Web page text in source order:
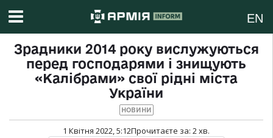
EN
Зрадники 2014 року вислужуються
перед господарями і знищують
«Калібрами» свої рідні міста
України
НОВИНИ
1 Квітня 2022, 5:12Прочитаєте за: 2хв.